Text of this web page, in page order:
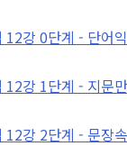
12강 0단계 - 단어
12강 1단계 - 지문
강 2단계 - 문장